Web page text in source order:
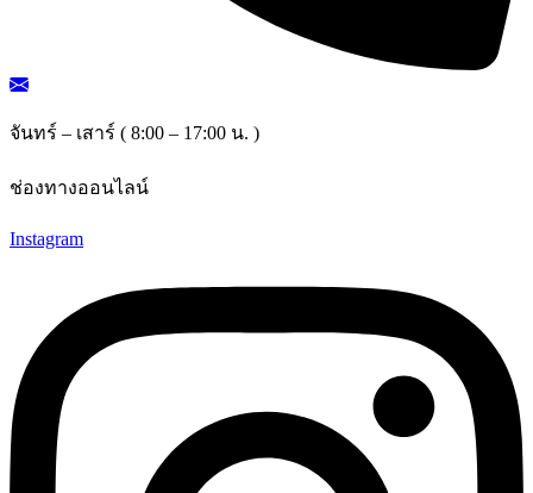
จันทร์ – เสาร์ ( 8:00 – 17:00 น. )
ช่องทางออนไลน์
Instagram